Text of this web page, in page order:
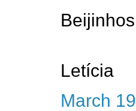
Letícia
March